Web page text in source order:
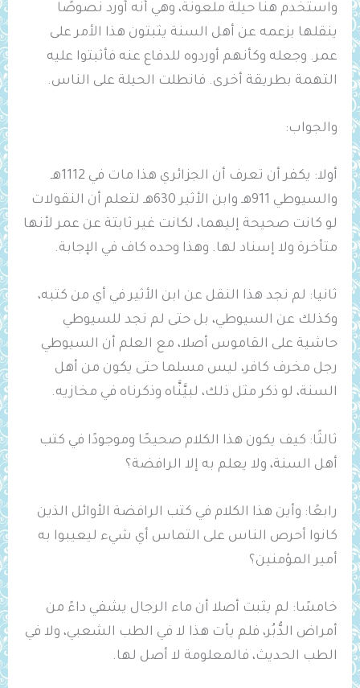
واستخدم هنا حيلة ملعونة، وهي أنه أورد نصوصًا
ينقلها بزعمه عن أهل السنة يثبتون هذا الأمر على
عمر. وجعله وكأنهم أوردوه للدفاع عنه فأثبتوا عليه
التهمة بطريقة أخرى. فانطلت الحيلة على الناس.
والجواب:
أولا: يكفر أن تعرف أن الجزائري هذا مات في 1112هـ
والسيوطي 911هـ وابن الأثير 630هـ لتعلم أن النقولات
لو كانت صحيحة إليهما، لكانت غير ثابتة عن عمر لأنها
متأخرة ولا إسناد لها. وهذا وحده كاف في الإجابة.
ثانيا: لم نجد هذا النقل عن ابن الأثير في أي من كتبه،
وكذلك عن السيوطي، بل حتى لم نجد للسيوطي
حاشية على القاموس أصلا، مع العلم أن السيوطي
رجل مخرف كافر، ليس مسلما حتى يكون من أهل
السنة، لو ذكر مثل ذلك، لبيَّنَّاه وذكرناه في مخازيه.
ثالثًا: كيف يكون هذا الكلام صحيحًا وموجودًا في كتب
أهل السنة، ولا يعلم به إلا الرافضة؟
رابعًا: وأين هذا الكلام في كتب الرافضة الأوائل الذين
كانوا أحرص الناس على التماس أي شيء ليعيبوا به
أمير المؤمنين؟
خامسًا: لم يثبت أصلا أن ماء الرجال يشفي داءً من
أمراض الدُّبُر، فلم يأت هذا لا في الطب الشعبي، ولا في
الطب الحديث، فالمعلومة لا أصل لها.